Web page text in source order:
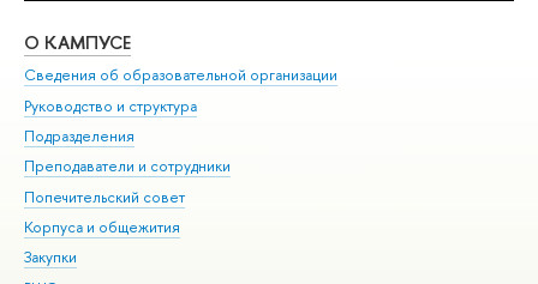
О КАМПУСЕ
Сведения об образовательной организации
Руководство и структура
Подразделения
Преподаватели и сотрудники
Попечительский совет
Корпуса и общежития
Закупки